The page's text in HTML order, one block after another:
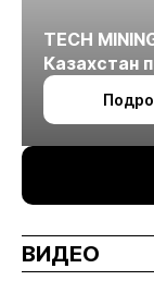
TECH
Казахстан
октября в
ВИДЕО